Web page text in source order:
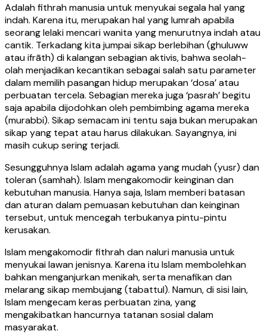
Adalah fithrah manusia untuk menyukai segala hal yang
indah. Karena itu, merupakan hal yang lumrah apabila
seorang lelaki mencari wanita yang menurutnya indah atau
cantik. Terkadang kita jumpai sikap berlebihan (ghuluww
atau ifrāth) di kalangan sebagian aktivis, bahwa seolah-
olah menjadikan kecantikan sebagai salah satu parameter
dalam memilih pasangan hidup merupakan ‘dosa’ atau
perbuatan tercela. Sebagian mereka juga ‘pasrah’ begitu
saja apabila dijodohkan oleh pembimbing agama mereka
(murabbi). Sikap semacam ini tentu saja bukan merupakan
sikap yang tepat atau harus dilakukan. Sayangnya, ini
masih cukup sering terjadi.
Sesungguhnya Islam adalah agama yang mudah (yusr) dan
toleran (samhah). Islam mengakomodir keinginan dan
kebutuhan manusia. Hanya saja, Islam memberi batasan
dan aturan dalam pemuasan kebutuhan dan keinginan
tersebut, untuk mencegah terbukanya pintu-pintu
kerusakan.
Islam mengakomodir fithrah dan naluri manusia untuk
menyukai lawan jenisnya. Karena itu Islam membolehkan
bahkan menganjurkan menikah, serta menafikan dan
melarang sikap membujang (tabattul). Namun, di sisi lain,
Islam mengecam keras perbuatan zina, yang
mengakibatkan hancurnya tatanan sosial dalam
masyarakat.